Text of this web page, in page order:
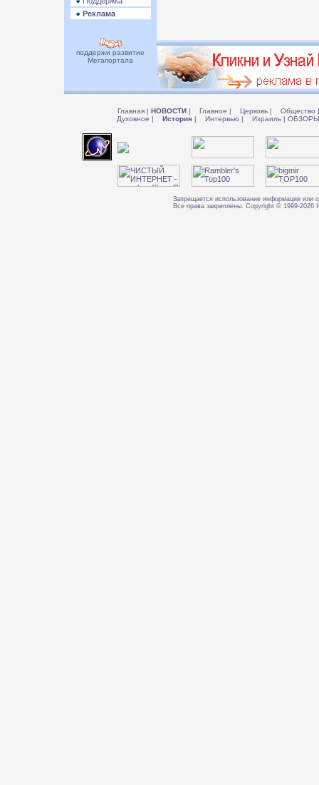
Реклама
поддержи развитие
Мегапортала
Главная | НОВОСТИ | Главное | Церковь | Общество |
Духовное | История | Интервью | Израиль |
Запрещается использование информации или
Все права закреплены. Copyright © 1999-